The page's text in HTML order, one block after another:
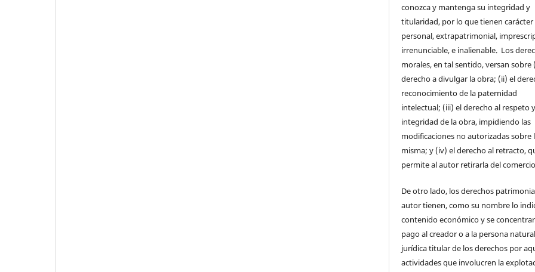
conozca y mantenga su integridad y
titularidad, por lo que tienen carácter
personal, extrapatrimonial,
irrenunciable, e inalienable. Los
morales, en tal sentido, versan sobre
derecho a divulgar la obra; (ii) el
reconocimiento de la paternidad
intelectual; (iii) el derecho al respeto
integridad de la obra, impidiendo las
modificaciones no autorizadas sobre
misma; y (iv) el derecho al retracto,
permite al autor retirarla del
De otro lado, los derechos
autor tienen, como su nombre lo
contenido económico y se
pago al creador o a la persona
jurídica titular de los derechos por
actividades que involucren la